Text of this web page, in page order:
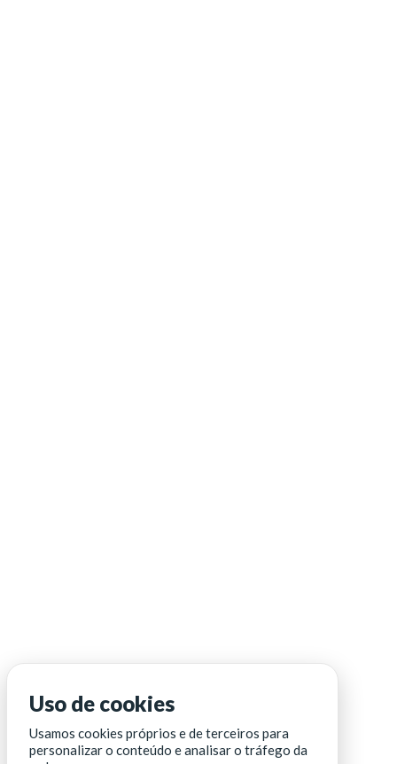
Uso de cookies
Usamos cookies próprios e de terceiros para
personalizar o conteúdo e analisar o tráfego da